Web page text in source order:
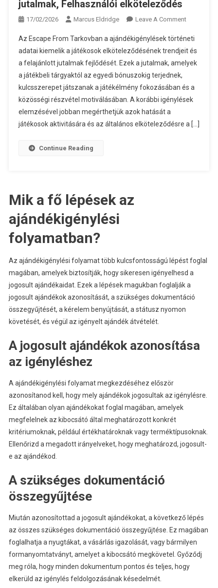
jutalmak, Felhasználói elköteleződés
17/02/2026 Marcus Eldridge Leave A CommentOn
From
Tarkov
Ajándék
Történeti
Adatok,
Jutalmak,
Az Escape From Tarkovban a ajándékigénylések történeti
adatai kiemelik a játékosok elköteleződésének trendjeit és
a felajánlott jutalmak fejlődését. Ezek a jutalmak, amelyek
a játékbeli tárgyaktól az egyedi bónuszokig terjednek,
kulcsszerepet játszanak a játékélmény fokozásában és a
közösségi részvétel motiválásában. A korábbi igénylések
elemzésével jobban megérthetjük azok hatását a
játékosok aktivitására és az általános elköteleződésre a […]
Continue Reading
Mik a fő lépések az
ajándékigénylési
folyamatban?
Az ajándékigénylési folyamat több kulcsfontosságú lépést foglal
magában, amelyek biztosítják, hogy sikeresen igényelhesd a
jogosult ajándékaidat. Ezek a lépések magukban foglalják a
jogosult ajándékok azonosítását, a szükséges dokumentáció
összegyűjtését, a kérelem benyújtását, a státusz nyomon
követését, és végül az igényelt ajándék átvételét.
A jogosult ajándékok azonosítása
az igényléshez
A ajándékigénylési folyamat megkezdéséhez először
azonosítanod kell, hogy mely ajándékok jogosultak az igénylésre.
Ez általában olyan ajándékokat foglal magában, amelyek
megfelelnek az kibocsátó által meghatározott konkrét
kritériumoknak, például értékhatároknak vagy terméktípusoknak.
Ellenőrizd a megadott irányelveket, hogy meghatározd, jogosult-
e az ajándékod.
A szükséges dokumentáció
összegyűjtése
Miután azonosítottad a jogosult ajándékokat, a következő lépés
az összes szükséges dokumentáció összegyűjtése. Ez magában
foglalhatja a nyugtákat, a vásárlás igazolását, vagy bármilyen
formanyomtatványt, amelyet a kibocsátó megkövetel. Győződj
meg róla, hogy minden dokumentum pontos és teljes, hogy
elkerüld az igénylés feldolgozásának késedelmét.